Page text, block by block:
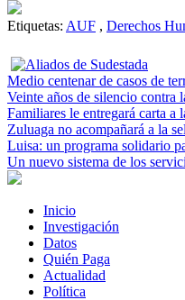
Etiquetas: AUF , Derechos
Medio centenar de casos de
Veinte años de silencio contra
Familiares le entregará carta
Zuluaga no acompañará a la
Luisa: un programa solidario
Un nuevo sistema de los
Inicio
Investigación
Datos
Quién Paga
Actualidad
Política